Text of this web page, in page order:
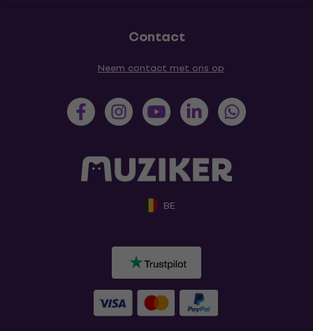
Contact
Neem contact met ons op
BE